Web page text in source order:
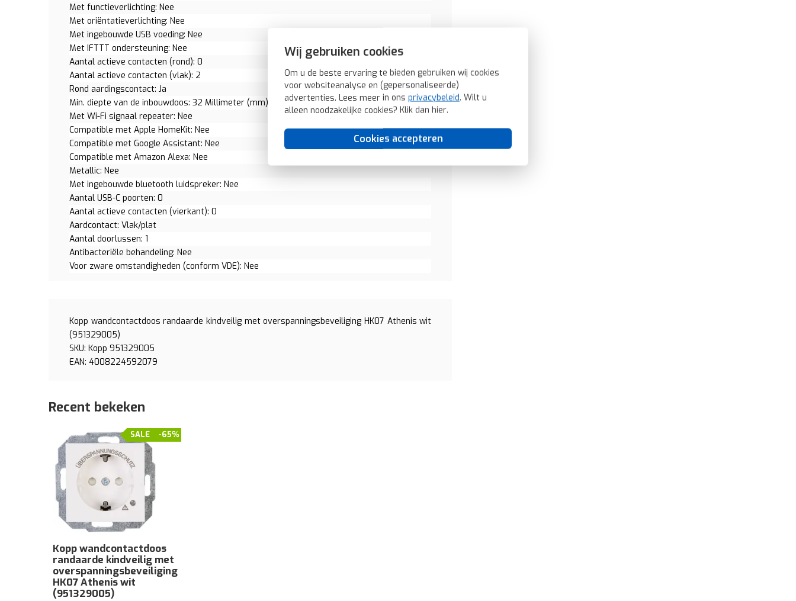
Wij gebruiken cookies
Om u de beste ervaring te bieden gebruiken wij cookies
voor websiteanalyse en (gepersonaliseerde)
advertenties. Lees meer in ons privacybeleid. Wilt u
alleen noodzakelijke cookies? Klik dan hier.
Cookies accepteren
Met functieverlichting: Nee
Met oriëntatieverlichting: Nee
Met ingebouwde USB voeding: Nee
Met IFTTT ondersteuning: Nee
Aantal actieve contacten (rond): 0
Aantal actieve contacten (vlak): 2
Rond aardingscontact: Ja
Min. diepte van de inbouwdoos: 32 Millimeter (mm)
Met Wi-Fi signaal repeater: Nee
Compatible met Apple HomeKit: Nee
Compatible met Google Assistant: Nee
Compatible met Amazon Alexa: Nee
Metallic: Nee
Met ingebouwde bluetooth luidspreker: Nee
Aantal USB-C poorten: 0
Aantal actieve contacten (vierkant): 0
Aardcontact: Vlak/plat
Aantal doorlussen: 1
Antibacteriële behandeling: Nee
Voor zware omstandigheden (conform VDE): Nee
Kopp wandcontactdoos randaarde kindveilig met overspanningsbeveiliging HK07 Athenis wit
(951329005)
SKU: Kopp 951329005
EAN: 4008224592079
Recent bekeken
-65%
SALE
Kopp wandcontactdoos
randaarde kindveilig met
overspanningsbeveiliging
HK07 Athenis wit
(951329005)